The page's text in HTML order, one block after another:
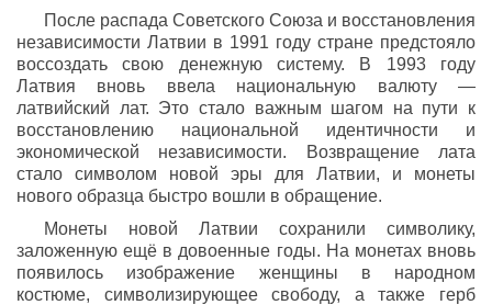
После распада Советского Союза и восстановления
независимости Латвии в 1991 году стране предстояло
воссоздать свою денежную систему. В 1993 году
Латвия вновь ввела национальную валюту —
латвийский лат. Это стало важным шагом на пути к
восстановлению национальной идентичности и
экономической независимости. Возвращение лата
стало символом новой эры для Латвии, и монеты
нового образца быстро вошли в обращение.
Монеты новой Латвии сохранили символику,
заложенную ещё в довоенные годы. На монетах вновь
появилось изображение женщины в народном
костюме, символизирующее свободу, а также герб